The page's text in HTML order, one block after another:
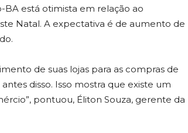
BA está otimista em relação ao
Natal. A expectativa é de aumento de
de suas lojas para as compras de
disso. Isso mostra que existe um
pontuou, Éliton Souza, gerente da